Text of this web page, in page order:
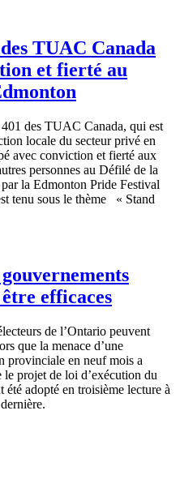
TUAC Canada
et fierté au
des TUAC Canada, qui est
locale du secteur privé en
avec conviction et fierté aux
personnes au Défilé de la
la Edmonton Pride Festival
tenu sous le thème « Stand
efficaces
de l’Ontario peuvent
que la menace d’une
provinciale en neuf mois a
le projet de loi d’exécution du
été adopté en troisième lecture à
dernière.